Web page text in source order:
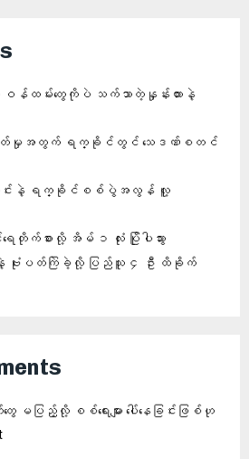
ဝန်ထမ်းတွေကိုပဲ သက်သာတဲ့နှုန်းထားနဲ့
တ်မှုအတွက် ရက္ခိုင်တွင် သေဒဏ်စတင်
းနဲ့ ရက္ခိုင်စစ်ပွဲအလွန် လူ့
င်းရေတိုက်စားလို့ အိမ် ၁ လုံး ပြိုပါသွား
းနဲ့ ဗုံးပတ်ကြဲခဲ့လို့ ပြည်သူ ၄ ဦး ထိခိုက်
ပြည့်လို့ စစ်ရေးများ ပေါ်နေခြင်းဖြစ်ဟု